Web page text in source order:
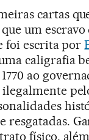
cartas
um
foi escrita por
caligrafia
ao
resgatadas.
físico,